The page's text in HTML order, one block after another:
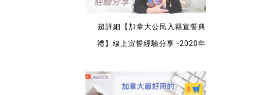
超詳細【加拿大公民入籍宣誓典
禮】線上宣誓經驗分享 -2020年